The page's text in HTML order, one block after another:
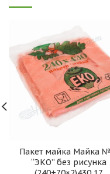
Пакет майка Майка
“ЭКО” без рисунка